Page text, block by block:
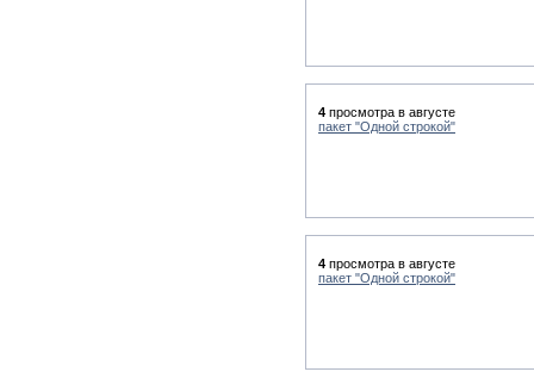
4 просмотра в августе
пакет "Одной строкой"
4 просмотра в августе
пакет "Одной строкой"